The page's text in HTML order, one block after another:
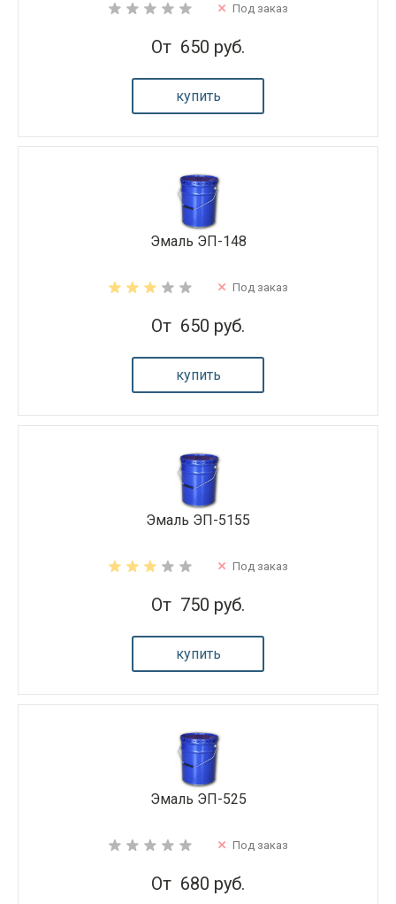
Под заказ
От 650 руб.
купить
Эмаль ЭП-148
Под заказ
От 650 руб.
купить
Эмаль ЭП-5155
Под заказ
От 750 руб.
купить
Эмаль ЭП-525
Под заказ
От 680 руб.